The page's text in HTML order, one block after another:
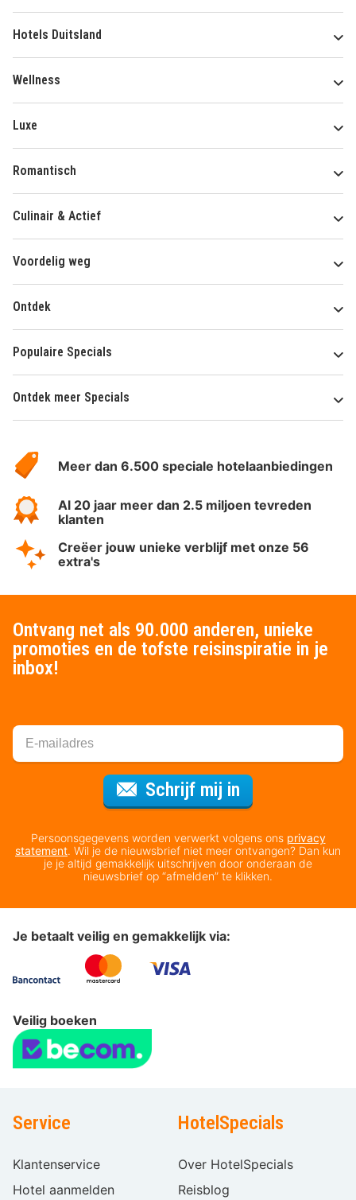
Hotels Duitsland
Wellness
Luxe
Romantisch
Culinair & Actief
Voordelig weg
Ontdek
Populaire Specials
Ontdek meer Specials
HotelSpecials
Meer dan 6.500 speciale hotelaanbiedingen
Al 20 jaar meer dan 2.5 miljoen tevreden
klanten
Creëer jouw unieke verblijf met onze 56
extra's
Ontvang net als 90.000 anderen, unieke
promoties en de tofste reisinspiratie in je
inbox!
Schrijf mij in
Persoonsgegevens worden verwerkt volgens ons privacy
statement. Wil je de nieuwsbrief niet meer ontvangen? Dan kun
je je altijd gemakkelijk uitschrijven door onderaan de
nieuwsbrief op “afmelden” te klikken.
Je betaalt veilig en gemakkelijk via:
Veilig boeken
Service
Klantenservice
Hotel aanmelden
HotelSpecials
Over HotelSpecials
Reisblog